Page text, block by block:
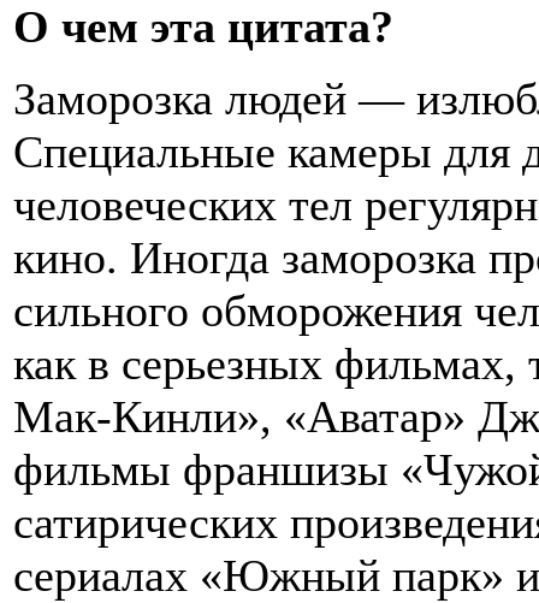
О чем эта цитата?
Заморозка людей —
Специальные камеры для
человеческих тел
кино. Иногда заморозка
сильного обморожения
как в серьезных фильмах,
Мак-Кинли», «Аватар»
фильмы франшизы
сатирических
сериалах «Южный парк»